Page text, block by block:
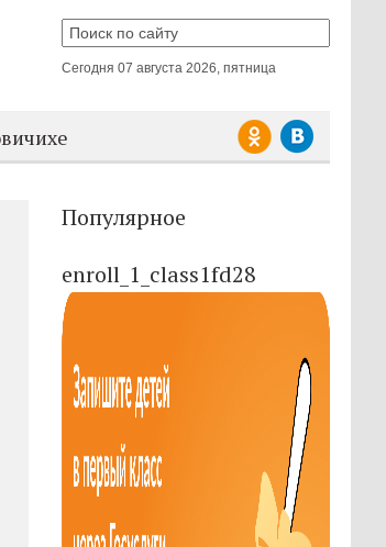
Сегодня 07 августа 2026, пятница
Популярное
enroll_1_class1fd28